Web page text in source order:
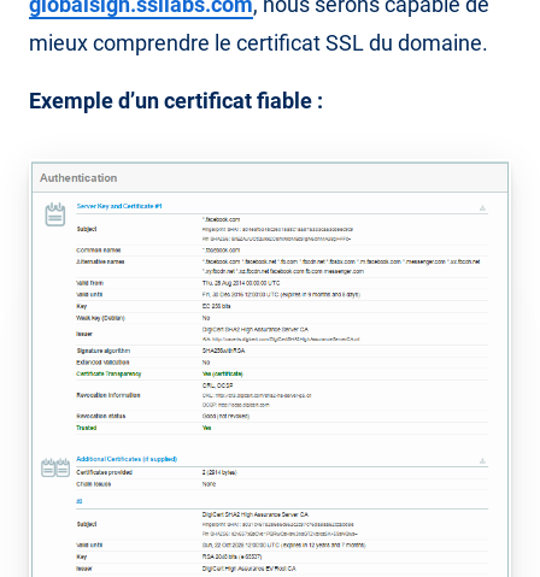
mieux comprendre le certificat SSL du domaine.
Exemple d’un certificat fiable :